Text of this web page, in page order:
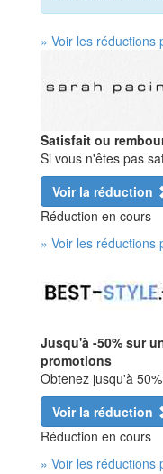
» Voir les réductions
Satisfait ou
Si vous n'êtes pas
Voir la réduction
Réduction en cours
» Voir les réductions
Jusqu'à -50% sur
promotions
Obtenez jusqu'à
Voir la réduction
Réduction en cours
» Voir les réductions